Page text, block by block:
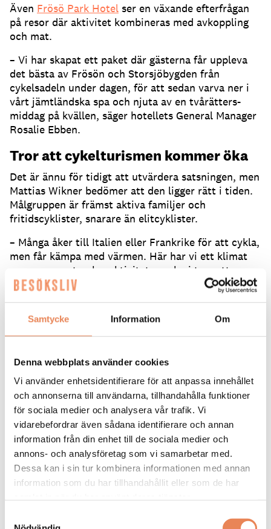
Samtycke Information Om
Denna webbplats använder cookies
Vi använder enhetsidentifierare för att anpassa innehållet
och annonserna till användarna, tillhandahålla funktioner
för sociala medier och analysera vår trafik. Vi
vidarebefordrar även sådana identifierare och annan
information från din enhet till de sociala medier och
annons- och analysföretag som vi samarbetar med.
Dessa kan i sin tur kombinera informationen med annan
information som du har tillhandahållit eller som de har
Även Frösö Park Hotel ser en växande efterfrågan
på resor där aktivitet kombineras med avkoppling
och mat.
– Vi har skapat ett paket där gästerna får uppleva
det bästa av Frösön och Storsjöbygden från
cykelsadeln under dagen, för att sedan varva ner i
vårt jämtländska spa och njuta av en tvårätters-
middag på kvällen, säger hotellets General Manager
Rosalie Ebben.
Tror att cykelturismen kommer öka
Det är ännu för tidigt att utvärdera satsningen, men
Mattias Wikner bedömer att den ligger rätt i tiden.
Målgruppen är främst aktiva familjer och
fritidscyklister, snarare än elitcyklister.
– Många åker till Italien eller Frankrike för att cykla,
men får kämpa med värmen. Här har vi ett klimat
som passar utomhusaktiviteter och vi tror att
efterfrågan på cykelturism kommer att öka.
Samtidigt är vi ödmjuka inför att det tar tid att
arbeta in ett nytt erbjudande.
På längre sikt hoppas han att satsningen inte bara
upptäcker Jämtland som en möjlig plats att leva på.
– Cykling är bara en av många roliga saker man kan
göra här under sommaren. Ju mer vi visar upp av
våra kvaliteter, desto bättre. Vi behöver bli fler på
landsbygden.
LÄS ÄVEN om hur Östersund ska ta en större
plats på svenska möteskartan
redaktionen@besoksliv.se